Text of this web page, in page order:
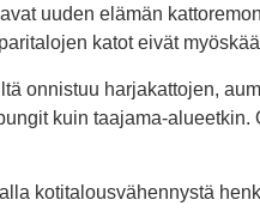
uuden elämän
katot eivät
onnistuu harjakattojen,
kuin taajama-
kotitalousvähennystä